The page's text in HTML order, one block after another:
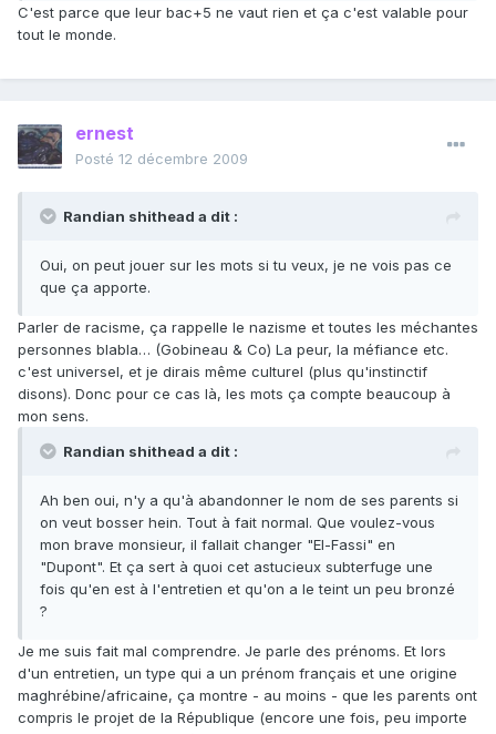
C'est parce que leur bac+5 ne vaut rien et ça c'est valable pour
tout le monde.
ernest
Posté 12 décembre 2009
Randian shithead a dit :
Oui, on peut jouer sur les mots si tu veux, je ne vois pas ce
que ça apporte.
Parler de racisme, ça rappelle le nazisme et toutes les méchantes
personnes blabla… (Gobineau & Co) La peur, la méfiance etc.
c'est universel, et je dirais même culturel (plus qu'instinctif
disons). Donc pour ce cas là, les mots ça compte beaucoup à
mon sens.
Randian shithead a dit :
Ah ben oui, n'y a qu'à abandonner le nom de ses parents si
on veut bosser hein. Tout à fait normal. Que voulez-vous
mon brave monsieur, il fallait changer "El-Fassi" en
"Dupont". Et ça sert à quoi cet astucieux subterfuge une
fois qu'en est à l'entretien et qu'on a le teint un peu bronzé
?
Je me suis fait mal comprendre. Je parle des prénoms. Et lors
d'un entretien, un type qui a un prénom français et une origine
maghrébine/africaine, ça montre - au moins - que les parents ont
compris le projet de la République (encore une fois, peu importe